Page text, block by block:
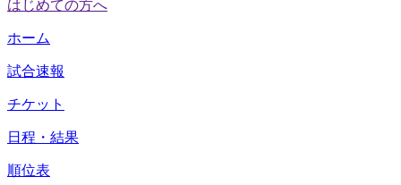
はじめての方へ
ホーム
試合速報
チケット
日程・結果
順位表